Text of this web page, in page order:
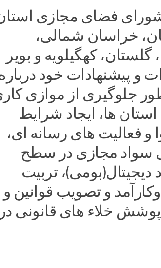
شورای فضای مجازی
خراسان شمالی،
گلستان، کهگیلویه و بویر
و پیشنهادات خود
جلوگیری از موازی
ها، ایجاد شرایط
فعالیت های رسانه ای،
سواد مجازی در سطح
دیجیتال(بومی)، تربیت
و تصویب قوانین و
خلاء های قانونی در